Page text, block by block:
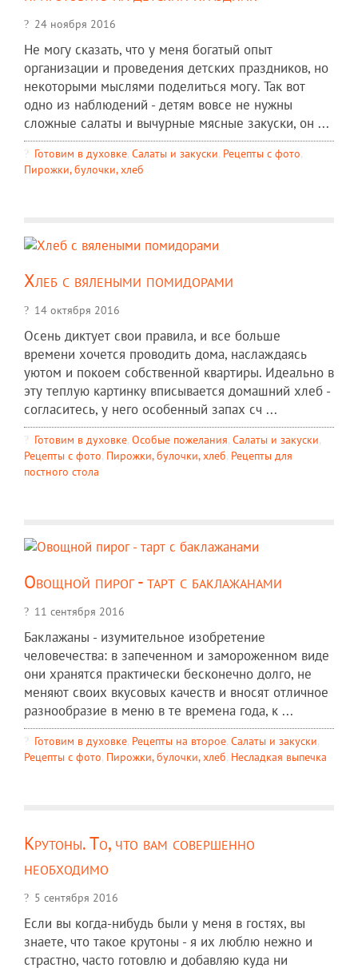
24 ноября 2016
Не могу сказать, что у меня богатый опыт
организации и проведения детских праздников, но
некоторыми мыслями поделиться могу. Так вот
одно из наблюдений - детям вовсе не нужны
сложные салаты и вычурные мясные закуски, он ...
Готовим в духовке, Салаты и закуски, Рецепты c фото,
Пирожки, булочки, хлеб
Хлеб с вялеными помидорами
14 октября 2016
Осень диктует свои правила, и все больше
времени хочется проводить дома, наслаждаясь
уютом и покоем собственной квартиры. Идеально в
эту теплую картинку вписывается домашний хлеб -
согласитесь, у него особенный запах сч ...
Готовим в духовке, Особые пожелания, Салаты и закуски,
Рецепты c фото, Пирожки, булочки, хлеб, Рецепты для
постного стола
Овощной пирог - тарт с баклажанами
11 сентября 2016
Баклажаны - изумительное изобретение
человечества: в запеченном и замороженном виде
они хранятся практически бесконечно долго, не
меняют своих вкусовых качеств и вносят отличное
разнообразие в меню в те времена года, к ...
Готовим в духовке, Рецепты на второе, Салаты и закуски,
Рецепты c фото, Пирожки, булочки, хлеб, Несладкая выпечка
Крутоны. То, что вам совершенно
необходимо
5 сентября 2016
Если вы когда-нибудь были у меня в гостях, вы
знаете, что такое крутоны - я их люблю нежно и
страстно, часто готовлю и добавляю куда ни